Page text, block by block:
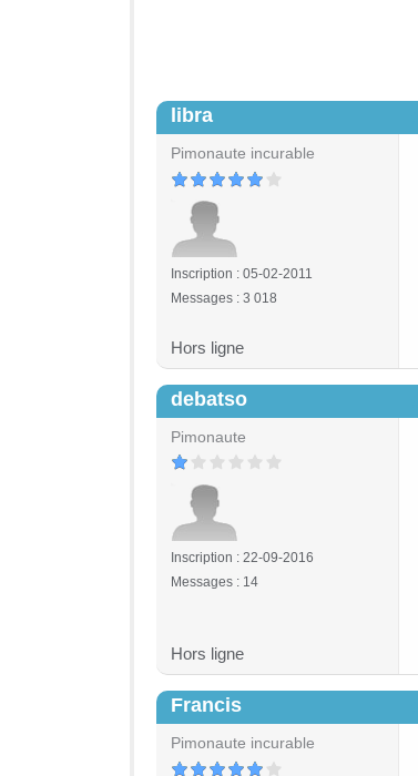
libra
Pimonaute incurable
Inscription : 05-02-2011
Messages : 3 018
Hors ligne
debatso
Pimonaute
Inscription : 22-09-2016
Messages : 14
Hors ligne
Francis
Pimonaute incurable